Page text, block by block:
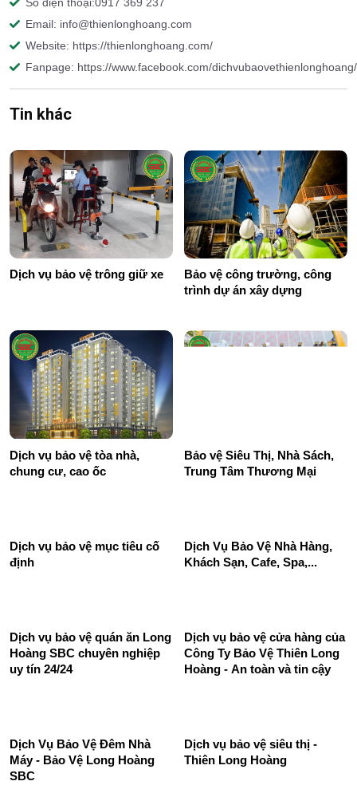
Email: info@thienlonghoang.com
Website: https://thienlonghoang.com/
Fanpage: https://www.facebook.com/dichvubaovethienlonghoang/
Tin khác
Dịch vụ bảo vệ trông giữ xe
Bảo vệ công trường, công
trình dự án xây dựng
Dịch vụ bảo vệ tòa nhà,
chung cư, cao ốc
Bảo vệ Siêu Thị, Nhà Sách,
Trung Tâm Thương Mại
Dịch vụ bảo vệ mục tiêu cố
định
Dịch Vụ Bảo Vệ Nhà Hàng,
Khách Sạn, Cafe, Spa,...
Dịch vụ bảo vệ quán ăn Long
Hoàng SBC chuyên nghiệp
uy tín 24/24
Dịch vụ bảo vệ cửa hàng của
Công Ty Bảo Vệ Thiên Long